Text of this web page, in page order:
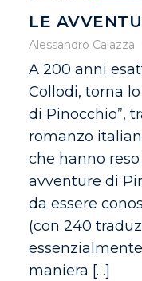
LE
Alessandro Caiazza
A 200 anni
Collodi, torna
di Pinocchio”,
romanzo
che hanno
avventure di
da essere
(con 240
maniera […]